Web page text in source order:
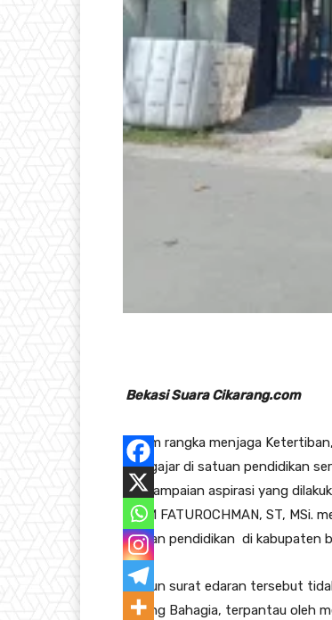
Bekasi Suara Cikarang.com
Dalam rangka menjaga
mengajar di satuan pendidikan
penyampaian aspirasi yang
IMAM FATUROCHMAN, ST,
satuan pendidikan di kabupaten
Namun surat edaran tersebut
Karang Bahagia, terpantau oleh